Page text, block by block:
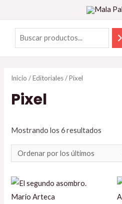
Inicio /Editoriales/ Pixel
Pixel
Mostrando los 6 resultados